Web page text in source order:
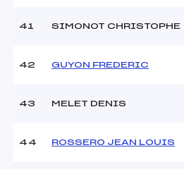
41 SIMONOT CHRISTOPHE
42 GUYON FREDERIC
43 MELET DENIS
44 ROSSERO JEAN LOUIS